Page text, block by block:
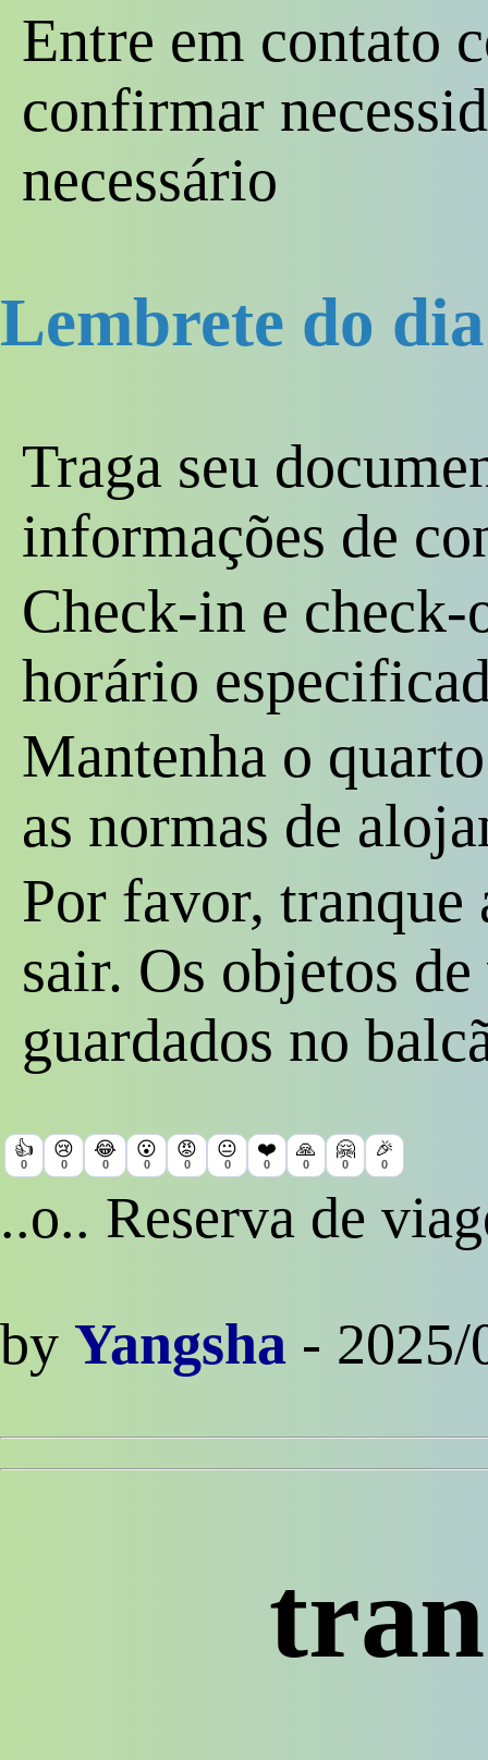
Entre em contato
confirmar
necessário
Lembrete do
Traga seu
informações de
Check-in e
horário
Mantenha o
as normas de
Por favor, tranque
sair. Os objetos
guardados no
👍
0
😢
0
😂
0
😮
0
😡
0
😐
0
❤️
0
🙏
0
🤗
0
🎉
0
..o.. Reserva de
by Yangsha - 2025/